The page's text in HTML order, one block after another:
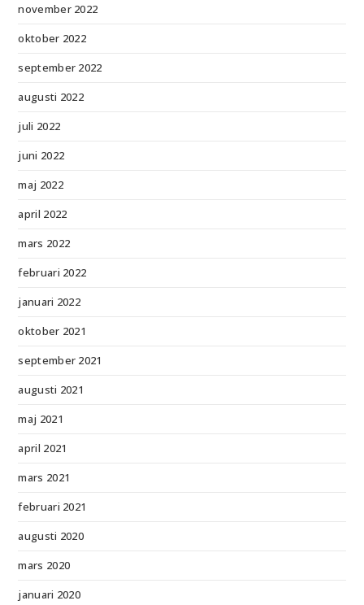
november 2022
oktober 2022
september 2022
augusti 2022
juli 2022
juni 2022
maj 2022
april 2022
mars 2022
februari 2022
januari 2022
oktober 2021
september 2021
augusti 2021
maj 2021
april 2021
mars 2021
februari 2021
augusti 2020
mars 2020
januari 2020